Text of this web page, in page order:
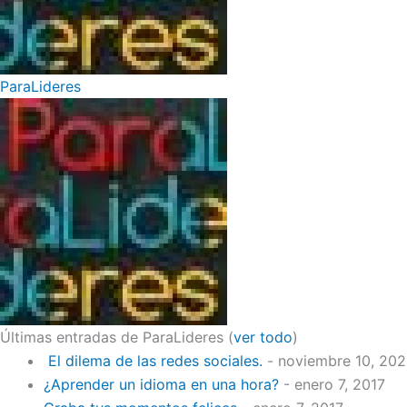
ParaLideres
Últimas entradas de ParaLideres (ver todo)
El dilema de las redes sociales. - noviembre 10,
¿Aprender un idioma en una hora? - enero 7, 2017